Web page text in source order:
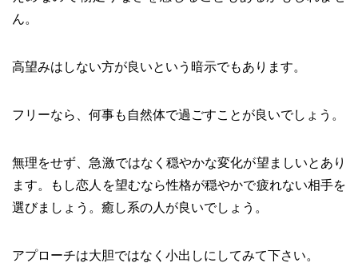
ん。
高望みはしない方が良いという暗示でもあります。
フリーなら、何事も自然体で過ごすことが良いでしょう。
無理をせず、急激ではなく穏やかな変化が望ましいとあり
ます。もし恋人を望むなら性格が穏やかで疲れない相手を
選びましょう。癒し系の人が良いでしょう。
アプローチは大胆ではなく小出しにしてみて下さい。